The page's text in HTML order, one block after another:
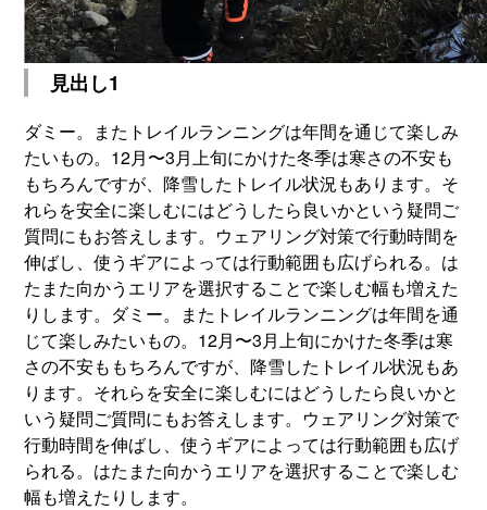
見出し1
ダミー。またトレイルランニングは年間を通じて楽しみ
たいもの。12月〜3月上旬にかけた冬季は寒さの不安も
もちろんですが、降雪したトレイル状況もあります。そ
れらを安全に楽しむにはどうしたら良いかという疑問ご
質問にもお答えします。ウェアリング対策で行動時間を
伸ばし、使うギアによっては行動範囲も広げられる。は
たまた向かうエリアを選択することで楽しむ幅も増えた
りします。ダミー。またトレイルランニングは年間を通
じて楽しみたいもの。12月〜3月上旬にかけた冬季は寒
さの不安ももちろんですが、降雪したトレイル状況もあ
ります。それらを安全に楽しむにはどうしたら良いかと
いう疑問ご質問にもお答えします。ウェアリング対策で
行動時間を伸ばし、使うギアによっては行動範囲も広げ
られる。はたまた向かうエリアを選択することで楽しむ
幅も増えたりします。